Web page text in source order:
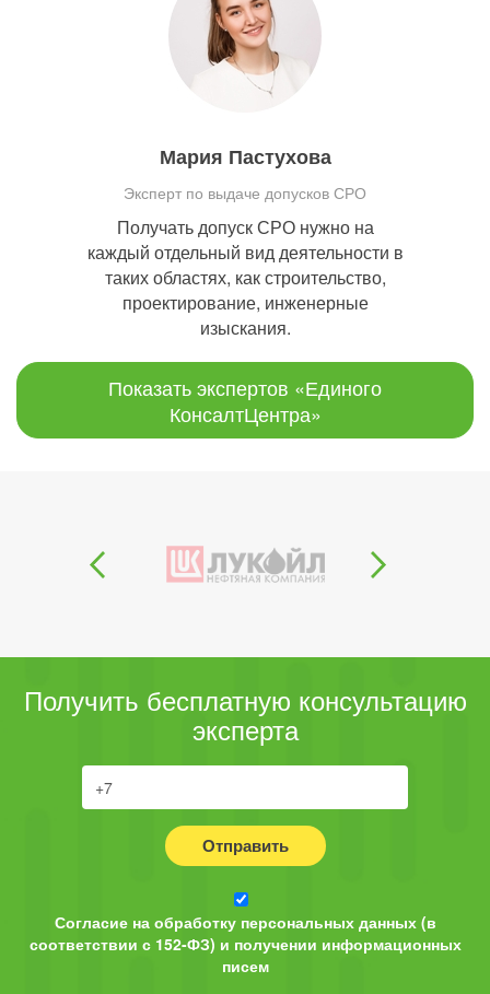
Мария Пастухова
Эксперт по выдаче допусков СРО
Получать допуск СРО нужно на
каждый отдельный вид деятельности в
таких областях, как строительство,
проектирование, инженерные
изыскания.
Показать экспертов «Единого
КонсалтЦентра»
Получить бесплатную консультацию
эксперта
Отправить
Согласие на обработку персональных данных (в
соответствии с 152-ФЗ) и получении информационных
писем